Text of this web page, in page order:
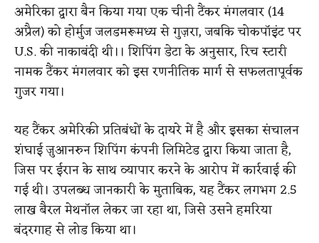
अमेरिका द्वारा बैन किया गया एक चीनी टैंकर मंगलवार (14
अप्रैल) को होर्मुज जलडमरूमध्य से गुज़रा, जबकि चोकपॉइंट पर
U.S. की नाकाबंदी थी।। शिपिंग डेटा के अनुसार, रिच स्टारी
नामक टैंकर मंगलवार को इस रणनीतिक मार्ग से सफलतापूर्वक
गुजर गया।
यह टैंकर अमेरिकी प्रतिबंधों के दायरे में है और इसका संचालन
शंघाई ज़ुआनरुन शिपिंग कंपनी लिमिटेड द्वारा किया जाता है,
जिस पर ईरान के साथ व्यापार करने के आरोप में कार्रवाई की
गई थी। उपलब्ध जानकारी के मुताबिक, यह टैंकर लगभग 2.5
लाख बैरल मेथनॉल लेकर जा रहा था, जिसे उसने हमरिया
बंदरगाह से लोड किया था।